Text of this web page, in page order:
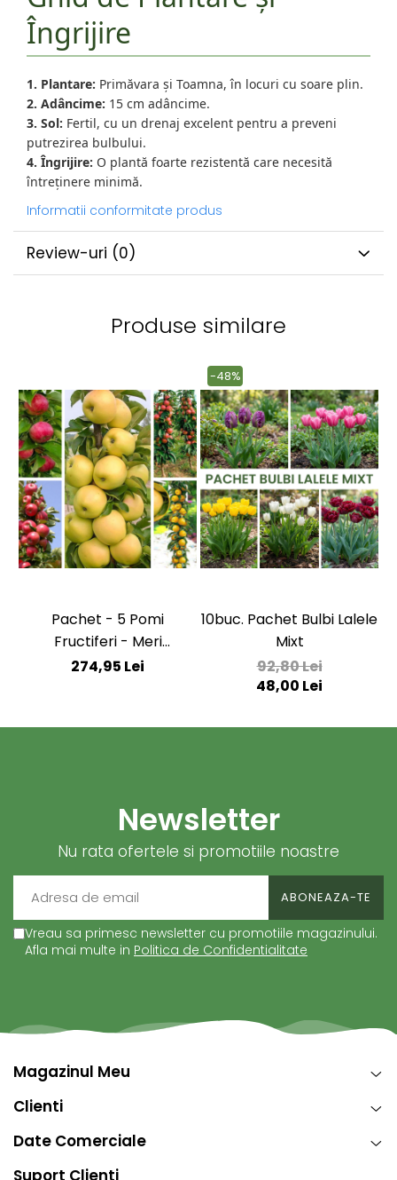
Îngrijire
1. Plantare: Primăvara și Toamna, în locuri cu soare plin.
2. Adâncime: 15 cm adâncime.
3. Sol: Fertil, cu un drenaj excelent pentru a preveni
putrezirea bulbului.
4. Îngrijire: O plantă foarte rezistentă care necesită
întreținere minimă.
Informatii conformitate produs
Review-uri (0)
Produse similare
Pachet - 5 Pomi
Fructiferi - Meri
Columnari
274,95 Lei
-48%
10buc. Pachet Bulbi Lalele
Mixt
92,80 Lei
48,00 Lei
Newsletter
Nu rata ofertele si promotiile noastre
Vreau sa primesc newsletter cu promotiile magazinului.
Afla mai multe in Politica de Confidentialitate
Magazinul Meu
Clienti
Date Comerciale